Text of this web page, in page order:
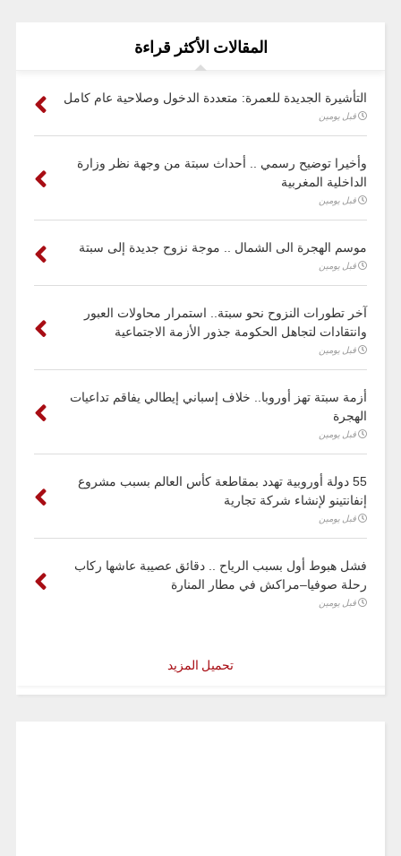
المقالات الأكثر قراءة
التأشيرة الجديدة للعمرة: متعددة الدخول وصلاحية عام كامل
قبل يومين
وأخيرا توضيح رسمي .. أحداث سبتة من وجهة نظر وزارة
الداخلية المغربية
قبل يومين
موسم الهجرة الى الشمال .. موجة نزوح جديدة إلى سبتة
قبل يومين
آخر تطورات النزوح نحو سبتة.. استمرار محاولات العبور
وانتقادات لتجاهل الحكومة جذور الأزمة الاجتماعية
قبل يومين
أزمة سبتة تهز أوروبا.. خلاف إسباني إيطالي يفاقم تداعيات
الهجرة
قبل يومين
55 دولة أوروبية تهدد بمقاطعة كأس العالم بسبب مشروع
إنفانتينو لإنشاء شركة تجارية
قبل يومين
فشل هبوط أول بسبب الرياح .. دقائق عصيبة عاشها ركاب
رحلة صوفيا–مراكش في مطار المنارة
قبل يومين
تحميل المزيد